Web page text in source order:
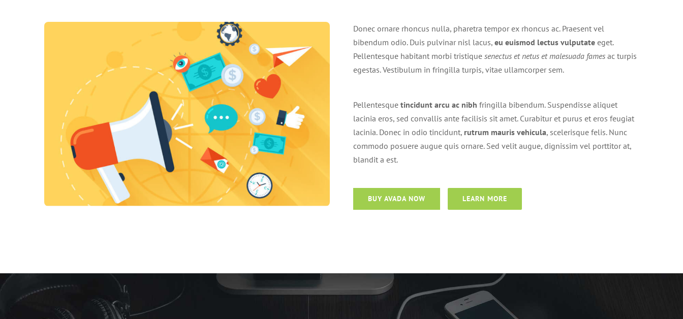
Donec ornare rhoncus nulla, pharetra tempor ex rhoncus ac. Praesent vel
bibendum odio. Duis pulvinar nisl lacus,eu euismod lectus vulputate eget.
Pellentesque habitant morbi tristiquesenectus et netus et malesuada fames ac turpis
egestas. Vestibulum in fringilla turpis, vitae ullamcorper sem.
Pellentesquetincidunt arcu ac nibh fringilla bibendum. Suspendisse aliquet
lacinia eros, sed convallis ante facilisis sit amet. Curabitur et purus et eros feugiat
lacinia. Donec in odio tincidunt, rutrum mauris vehicula, scelerisque felis. Nunc
commodo posuere augue quis ornare. Sed velit augue, dignissim vel porttitor at,
blandit a est.
BUY AVADA NOW LEARN MORE